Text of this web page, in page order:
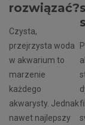
rozwiązać?
Czysta,
przejrzysta woda
w akwarium to
marzenie
każdego
akwarysty. Jednak
nawet najlepszy